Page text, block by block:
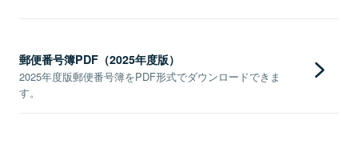
郵便番号簿PDF（2025年度版）
2025年度版郵便番号簿をPDF形式でダウンロードできま
す。